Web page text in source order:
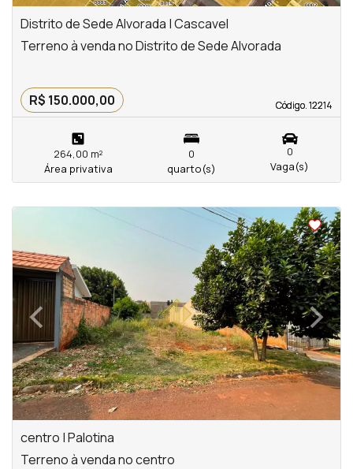
Distrito de Sede Alvorada | Cascavel
Código. 12214
Código. 12214
Terreno à venda no Distrito de Sede Alvorada
R$ 150.000,00
264,00 m²
Área privativa
0
quarto(s)
0
Vaga(s)
‹Previous ›
Next
centro | Palotina
Terreno à venda no centro